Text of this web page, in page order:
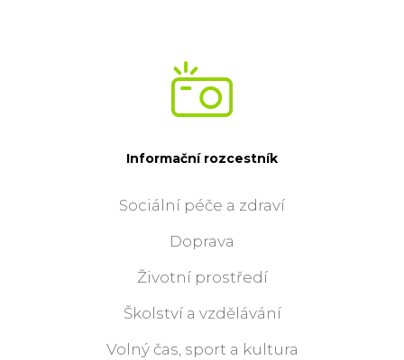
Informační rozcestník
Sociální péče a zdraví
Doprava
Životní prostředí
Školství a vzdělávání
Volný čas, sport a kultura